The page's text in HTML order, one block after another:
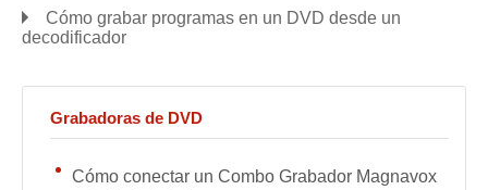
Cómo grabar programas en un DVD desde un
decodificador
Grabadoras de DVD
Cómo conectar un Combo Grabador Magnavox